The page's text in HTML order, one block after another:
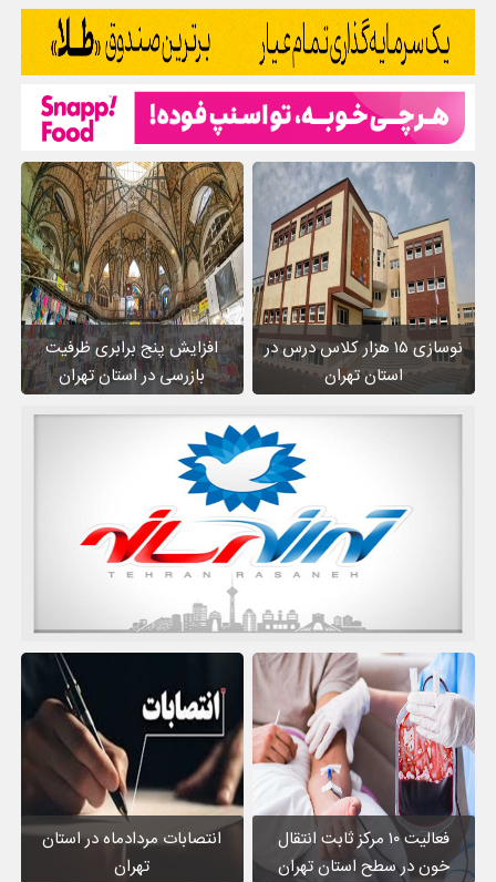
نوسازی ۱۵ هزار کلاس درس در
استان تهران
افزایش پنج برابری ظرفیت
بازرسی در استان تهران
فعالیت ۱۰ مرکز ثابت انتقال
خون در سطح استان تهران
انتصابات مردادماه در استان
تهران